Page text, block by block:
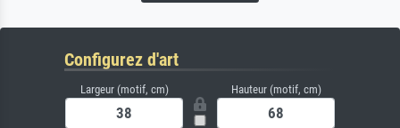
Configurez d'art
Largeur (motif, cm) Hauteur (motif, cm)